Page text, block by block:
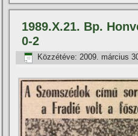
1989.X.21. Bp.
0-2
Közzétéve: 2009. március